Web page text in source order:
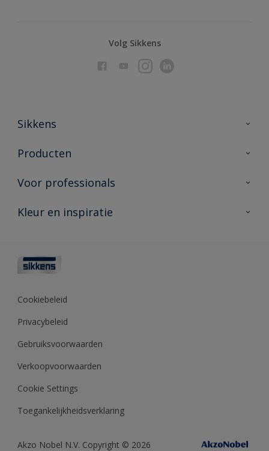
Volg Sikkens
Sikkens
Over Sikkens
Duurzaamheid
Producten
Producten voor binnen
Vind je verkooppunt
Voor professionals
Advies & service
Polyfilla Pro
Sikkens Center
Kleur en inspiratie
Kleurcollecties
Kennisbank
Cookiebeleid
Privacybeleid
Gebruiksvoorwaarden
Verkoopvoorwaarden
Cookie Settings
Toegankelijkheidsverklaring
Akzo Nobel N.V. Copyright © 2026